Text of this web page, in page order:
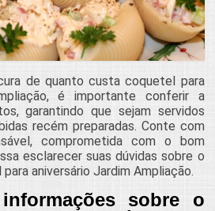
de quanto custa coquetel para
é importante conferir a
garantindo que sejam servidos
recém preparadas. Conte com
comprometida com o bom
esclarecer suas dúvidas sobre o
aniversário Jardim Ampliação.
sobre o